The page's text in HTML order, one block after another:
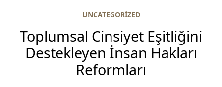
UNCATEGORIZED
Toplumsal Cinsiyet Eşitliğini
Destekleyen İnsan Hakları
Reformları